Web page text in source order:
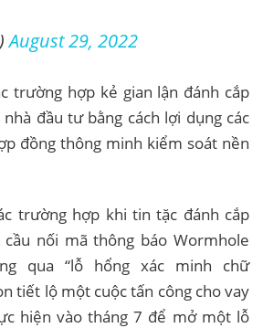
August 29, 2022
trường hợp kẻ gian lận đánh cắp
đầu tư bằng cách lợi dụng các
đồng thông minh kiểm soát nền
trường hợp khi tin tặc đánh cắp
nối mã thông báo Wormhole
qua “lỗ hổng xác minh chữ
tiết lộ một cuộc tấn công cho vay
hiện vào tháng 7 để mở một lỗ